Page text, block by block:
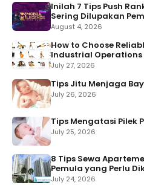
Inilah 7 Tips Push
Sering Dilupakan
August 4, 2026
How to Choose
Industrial Operations
July 27, 2026
Tips Jitu Menjaga
July 26, 2026
Tips Mengatasi Pilek
July 25, 2026
8 Tips Sewa
Pemula yang Perlu
July 24, 2026